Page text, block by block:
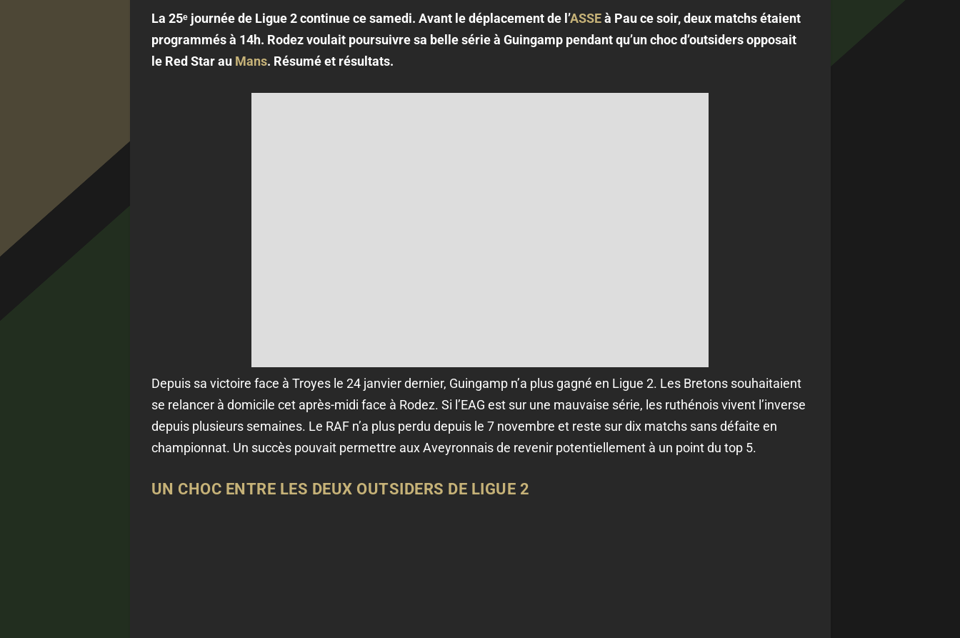
La 25ᵉ journée de Ligue 2 continue ce samedi. Avant le déplacement de l’ASSEà Pau ce soir, deux matchs étaient
programmés à 14h. Rodez voulait poursuivre sa belle série à Guingamp pendant qu’un choc d’outsiders opposait
le Red Star au Mans. Résumé et résultats.
Depuis sa victoire face à Troyes le 24 janvier dernier, Guingamp n’a plus gagné en Ligue 2. Les Bretons souhaitaient
se relancer à domicile cet après-midi face à Rodez. Si l’EAG est sur une mauvaise série, les ruthénois vivent l’inverse
depuis plusieurs semaines. Le RAF n’a plus perdu depuis le 7 novembre et reste sur dix matchs sans défaite en
championnat. Un succès pouvait permettre aux Aveyronnais de revenir potentiellement à un point du top 5.
UN CHOC ENTRE LES DEUX OUTSIDERS DE LIGUE 2